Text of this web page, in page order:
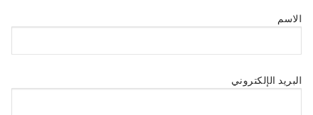
الاسم
البريد الإلكتروني